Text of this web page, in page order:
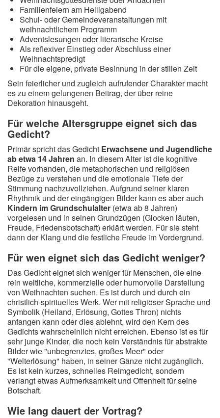
Familienfeiern am Heiligabend
Schul- oder Gemeindeveranstaltungen mit
weihnachtlichem Programm
Adventslesungen oder literarische Kreise
Als reflexiver Einstieg oder Abschluss einer
Weihnachtspredigt
Für die eigene, private Besinnung in der stillen Zeit
Sein feierlicher und zugleich aufrufender Charakter macht
es zu einem gelungenen Beitrag, der über reine
Dekoration hinausgeht.
Für welche Altersgruppe eignet sich das
Gedicht?
Primär spricht das Gedicht Erwachsene und Jugendliche
ab etwa 14 Jahren an. In diesem Alter ist die kognitive
Reife vorhanden, die metaphorischen und religiösen
Bezüge zu verstehen und die emotionale Tiefe der
Stimmung nachzuvollziehen. Aufgrund seiner klaren
Rhythmik und der eingängigen Bilder kann es aber auch
Kindern im Grundschulalter (etwa ab 8 Jahren)
vorgelesen und in seinen Grundzügen (Glocken läuten,
Freude, Friedensbotschaft) erklärt werden. Für sie steht
dann der Klang und die festliche Freude im Vordergrund.
Für wen eignet sich das Gedicht weniger?
Das Gedicht eignet sich weniger für Menschen, die eine
rein weltliche, kommerzielle oder humorvolle Darstellung
von Weihnachten suchen. Es ist durch und durch ein
christlich-spirituelles Werk. Wer mit religiöser Sprache und
Symbolik (Heiland, Erlösung, Gottes Thron) nichts
anfangen kann oder dies ablehnt, wird den Kern des
Gedichts wahrscheinlich nicht erreichen. Ebenso ist es für
sehr junge Kinder, die noch kein Verständnis für abstrakte
Bilder wie "unbegrenztes, großes Meer" oder
"Welterlösung" haben, in seiner Gänze nicht zugänglich.
Es ist kein kurzes, schnelles Reimgedicht, sondern
verlangt etwas Aufmerksamkeit und Offenheit für seine
Botschaft.
Wie lang dauert der Vortrag?